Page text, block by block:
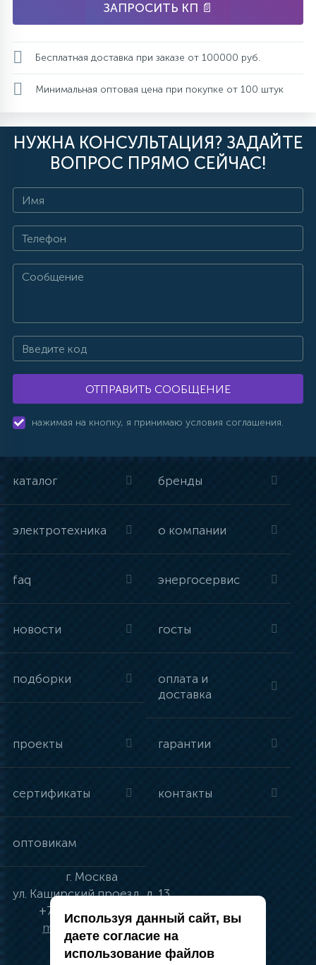
ЗАПРОСИТЬ КП 📄
Бесплатная доставка при заказе от 100000 руб.
Минимальная оптовая цена при покупке от 100 штук
НУЖНА КОНСУЛЬТАЦИЯ? ЗАДАЙТЕ
ВОПРОС ПРЯМО СЕЙЧАС!
ОТПРАВИТЬ СООБЩЕНИЕ
нажимая на кнопку, я принимаю условия соглашения.
каталог бренды
электротехника о компании
faq энергосервис
новости госты
подборки
оплата и
доставка
проекты гарантии
сертификаты контакты
оптовикам
г. Москва
ул. Каширский проезд, д. 13
+7 (495) 134-41-83
moskva@vincci.ru
Используя данный сайт, вы
даете согласие на
использование файлов